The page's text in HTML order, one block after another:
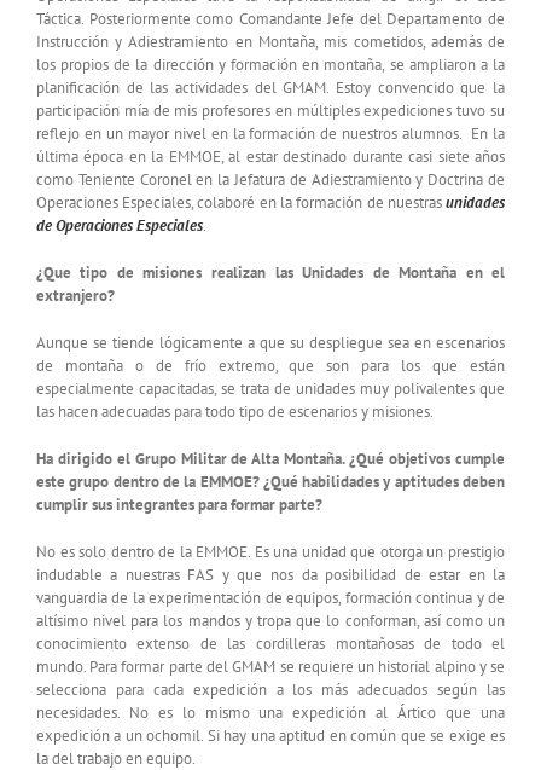
Táctica. Posteriormente como Comandante Jefe del Departamento de
Instrucción y Adiestramiento en Montaña, mis cometidos, además de
los propios de la dirección y formación en montaña, se ampliaron a la
planificación de las actividades del GMAM. Estoy convencido que la
participación mía de mis profesores en múltiples expediciones tuvo su
reflejo en un mayor nivel en la formación de nuestros alumnos. En la
última época en la EMMOE, al estar destinado durante casi siete años
como Teniente Coronel en la Jefatura de Adiestramiento y Doctrina de
Operaciones Especiales, colaboré en la formación de nuestrasunidades
de Operaciones Especiales.
¿Que tipo de misiones realizan las Unidades de Montaña en el
extranjero?
Aunque se tiende lógicamente a que su despliegue sea en escenarios
de montaña o de frío extremo, que son para los que están
especialmente capacitadas, se trata de unidades muy polivalentes que
las hacen adecuadas para todo tipo de escenarios y misiones.
Ha dirigido el Grupo Militar de Alta Montaña. ¿Qué objetivos cumple
este grupo dentro de la EMMOE? ¿Qué habilidades y aptitudes deben
cumplir sus integrantes para formar parte?
No es solo dentro de la EMMOE. Es una unidad que otorga un prestigio
indudable a nuestras FAS y que nos da posibilidad de estar en la
vanguardia de la experimentación de equipos, formación continua y de
altísimo nivel para los mandos y tropa que lo conforman, así como un
conocimiento extenso de las cordilleras montañosas de todo el
mundo. Para formar parte del GMAM se requiere un historial alpino y se
selecciona para cada expedición a los más adecuados según las
necesidades. No es lo mismo una expedición al Ártico que una
expedición a un ochomil. Si hay una aptitud en común que se exige es
la del trabajo en equipo.